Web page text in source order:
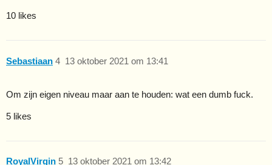
10 likes
Sebastiaan 13 oktober 2021 om 13:41
4
Om zijn eigen niveau maar aan te houden: wat een dumb fuck.
5 likes
RoyalVirgin 13 oktober 2021 om 13:42
5